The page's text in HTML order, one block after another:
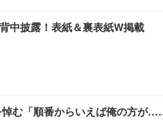
中披露！表紙＆裏表紙W掲載
む「順番からいえば俺の方が